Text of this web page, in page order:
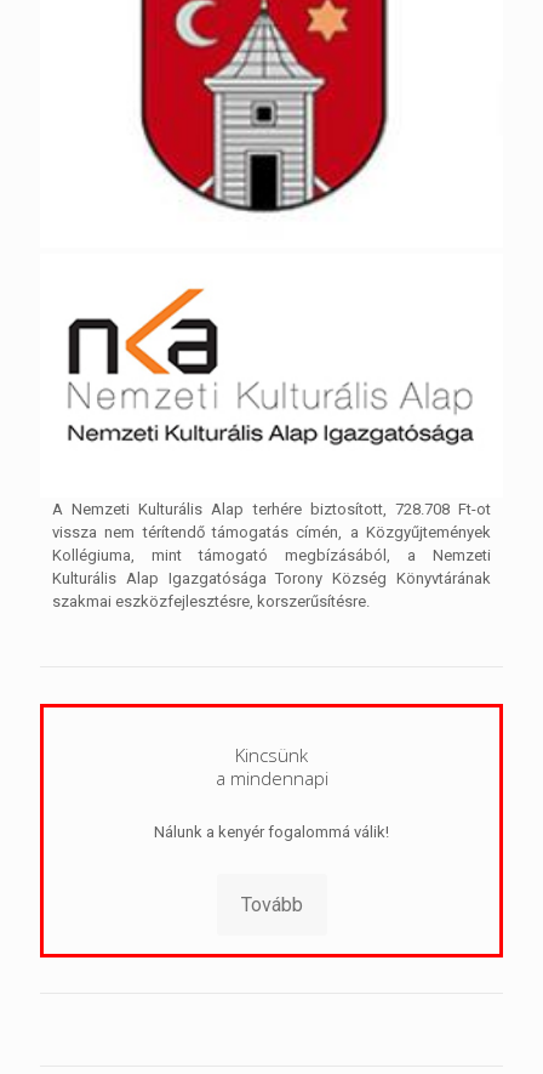
A Nemzeti Kulturális Alap terhére biztosított, 728.708 Ft-ot
vissza nem térítendő támogatás címén, a Közgyűjtemények
Kollégiuma, mint támogató megbízásából, a Nemzeti
Kulturális Alap Igazgatósága Torony Község Könyvtárának
szakmai eszközfejlesztésre, korszerűsítésre.
Kincsünk
a mindennapi
Nálunk a kenyér fogalommá válik!
Tovább